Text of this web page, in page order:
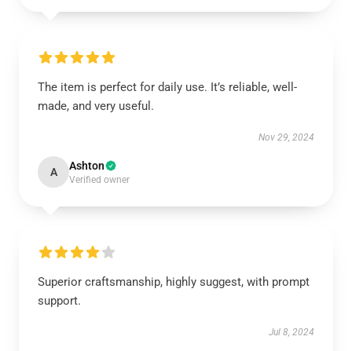
The item is perfect for daily use. It’s reliable, well-
made, and very useful.
Nov 29, 2024
A Ashton
Verified owner
Superior craftsmanship, highly suggest, with prompt
support.
Jul 8, 2024